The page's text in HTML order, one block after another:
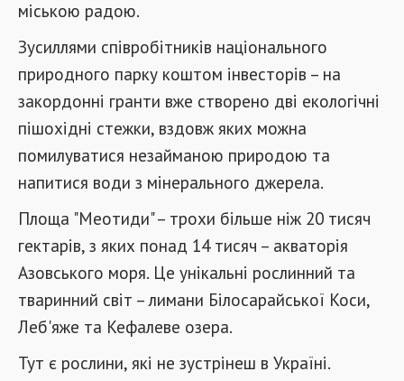
міською радою.
Зусиллями співробітників національного
природного парку коштом інвесторів – на
закордонні гранти вже створено дві екологічні
пішохідні стежки, вздовж яких можна
помилуватися незайманою природою та
напитися води з мінерального джерела.
Площа "Меотиди" – трохи більше ніж 20 тисяч
гектарів, з яких понад 14 тисяч – акваторія
Азовського моря. Це унікальні рослинний та
тваринний світ – лимани Білосарайської Коси,
Леб'яже та Кефалеве озера.
Тут є рослини, які не зустрінеш в Україні.